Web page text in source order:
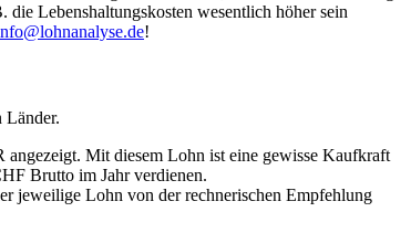
Lebenshaltungskosten wesentlich höher sein
!
Länder.
Mit diesem Lohn ist eine gewisse Kaufkraft
Brutto im Jahr verdienen.
jeweilige Lohn von der rechnerischen Empfehlung